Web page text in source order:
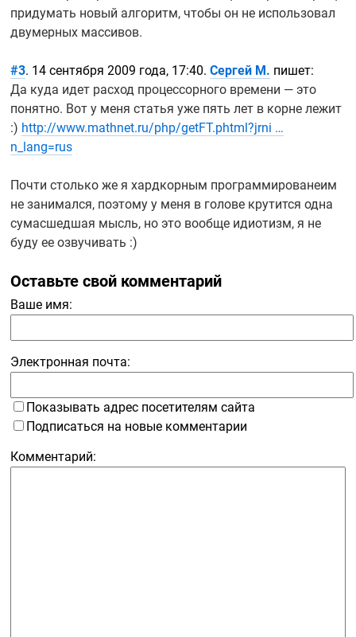
придумать новый алгоритм, чтобы он не использовал
двумерных массивов.
#3. 14 сентября 2009 года, 17:40.Сергей М. пишет:
Да куда идет расход процессорного времени — это
понятно. Вот у меня статья уже пять лет в корне лежит
:) http://www.mathnet.ru/php/getFT.phtml?jrni …
n_lang=rus
Почти столько же я хардкорным программированеим
не занимался, поэтому у меня в голове крутится одна
сумасшедшая мысль, но это вообще идиотизм, я не
буду ее озвучивать :)
Оставьте свой комментарий
Ваше имя:
Электронная почта:
Показывать адрес посетителям сайта
Подписаться на новые комментарии
Комментарий: